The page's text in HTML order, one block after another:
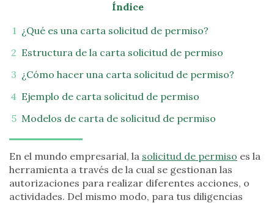
Índice
¿Qué es una carta solicitud de permiso?
Estructura de la carta solicitud de permiso
¿Cómo hacer una carta solicitud de permiso?
Ejemplo de carta solicitud de permiso
Modelos de carta de solicitud de permiso
En el mundo empresarial, la solicitud de permiso es la
herramienta a través de la cual se gestionan las
autorizaciones para realizar diferentes acciones, o
actividades. Del mismo modo, para tus diligencias